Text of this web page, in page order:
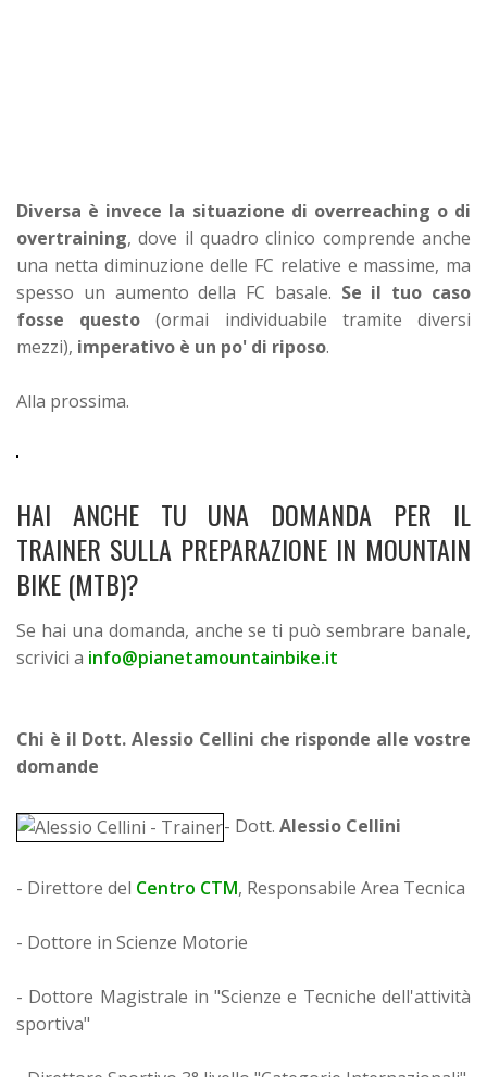
Diversa è invece la situazione di overreaching o di
overtraining, dove il quadro clinico comprende anche
una netta diminuzione delle FC relative e massime, ma
spesso un aumento della FC basale. Se il tuo caso
fosse questo (ormai individuabile tramite diversi
mezzi), imperativo è un po' di riposo.
Alla prossima.
HAI ANCHE TU UNA DOMANDA PER IL
TRAINER SULLA PREPARAZIONE IN MOUNTAIN
BIKE (MTB)?
Se hai una domanda, anche se ti può sembrare banale,
scrivici a info@pianetamountainbike.it
Chi è il Dott. Alessio Cellini che risponde alle vostre
domande
- Dott. Alessio Cellini
- Direttore del Centro CTM, Responsabile Area Tecnica
- Dottore in Scienze Motorie
- Dottore Magistrale in "Scienze e Tecniche dell'attività
sportiva"